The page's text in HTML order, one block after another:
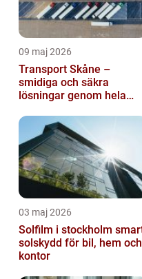
09 maj 2026
Transport Skåne –
smidiga och säkra
lösningar genom hela
03 maj 2026
Solfilm i stockholm smart
solskydd för bil, hem och
kontor